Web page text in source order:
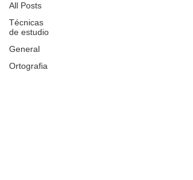
All Posts
Técnicas
de estudio
General
Ortografia